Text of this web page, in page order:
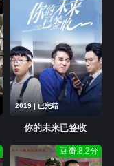
2019 | 已完结
你的未来已签收
豆瓣:8.2分